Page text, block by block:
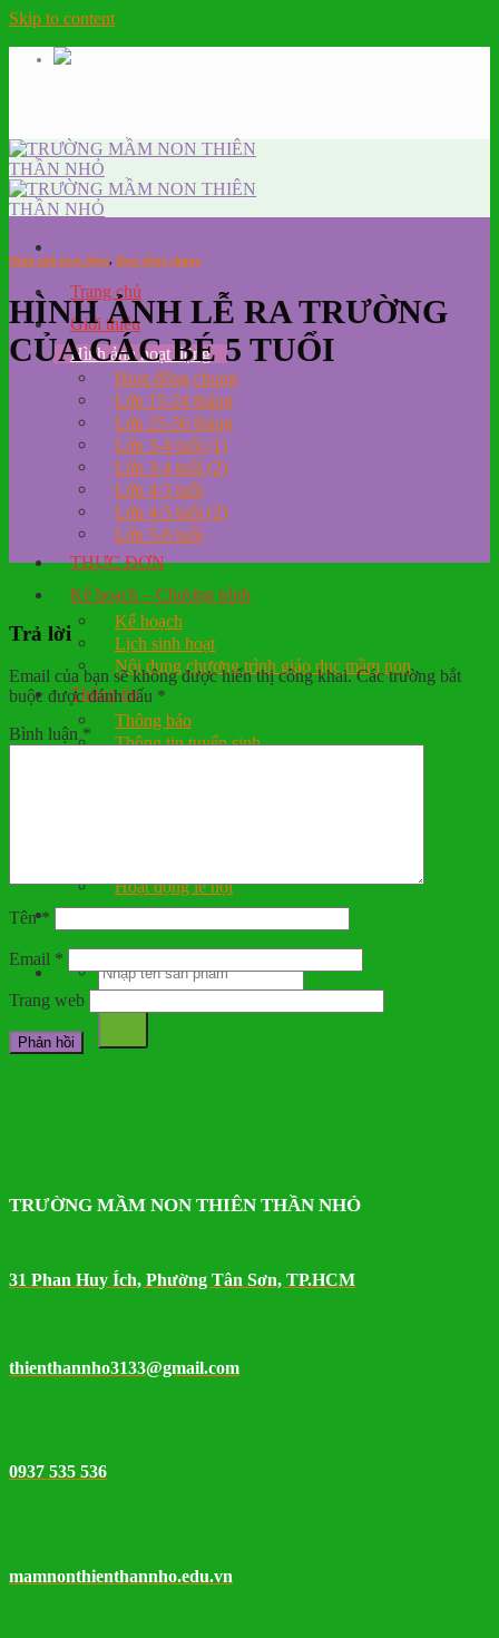
Skip to content
Trang chủ
Giới thiệu
Hình ảnh hoạt động
Hoạt động chung
Lớp 15-24 tháng
Lớp 25-36 tháng
Lớp 3-4 tuổi (1)
Lớp 3-4 tuổi (2)
Lớp 4-5 tuổi
Lớp 4-5 tuổi (2)
Lớp 5-6 tuổi
THỰC ĐƠN
Kế hoạch – Chương trình
Kế hoạch
Lịch sinh hoạt
Nội dung chương trình giáo dục mầm non
Thông tin
Thông báo
Thông tin tuyển sinh
Hoạt động lễ hội
Liên hệ
Hình ảnh hoạt động, Hoạt động chung
HÌNH ẢNH LỄ RA TRƯỜNG
CỦA CÁC BÉ 5 TUỔI
Trả lời
Email của bạn sẽ không được hiển thị công khai. Các trường bắt
buộc được đánh dấu *
Bình luận*
Tên*
Email *
Trang web
TRƯỜNG MẦM NON THIÊN THẦN NHỎ
31 Phan Huy Ích, Phường Tân Sơn, TP.HCM
thienthannho3133@gmail.com
0937 535 536
mamnonthienthannho.edu.vn